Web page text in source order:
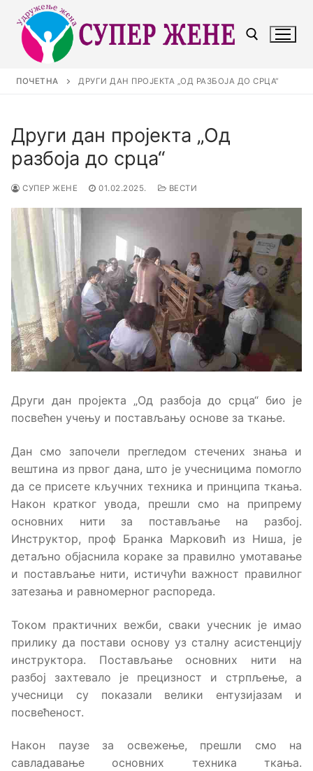
ПОЧЕТНА ДРУГИ ДАН ПРОЈЕКТА „ОД РАЗБОЈА ДО СРЦА“
Други дан пројекта „Од
разбоја до срца“
СУПЕР ЖЕНЕ 01.02.2025. ВЕСТИ
Други дан пројекта „Од разбоја до срца“ био је
посвећен учењу и постављању основе за ткање.
Дан смо започели прегледом стечених знања и
вештина из првог дана, што је учесницима помогло
да се присете кључних техника и принципа ткања.
Након кратког увода, прешли смо на припрему
основних нити за постављање на разбој.
Инструктор, проф Бранка Марковић из Ниша, је
детаљно објаснила кораке за правилно умотавање
и постављање нити, истичући важност правилног
затезања и равномерног распореда.
Током практичних вежби, сваки учесник је имао
прилику да постави основу уз сталну асистенцију
инструктора. Постављање основних нити на
разбој захтевало је прецизност и стрпљење, а
учесници су показали велики ентузијазам и
посвећеност.
Након паузе за освежење, прешли смо на
савладавање основних техника ткања.